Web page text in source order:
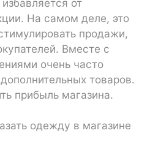
от
На самом деле, это
продажи,
Вместе с
очень часто
товаров.
прибыль магазина.
одежду в магазине